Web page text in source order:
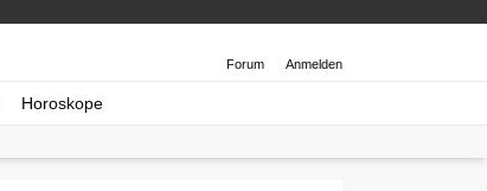
Forum Anmelden
Horoskope